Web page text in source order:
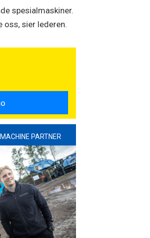
spesialmaskiner.
oss, sier lederen.
PARTNER